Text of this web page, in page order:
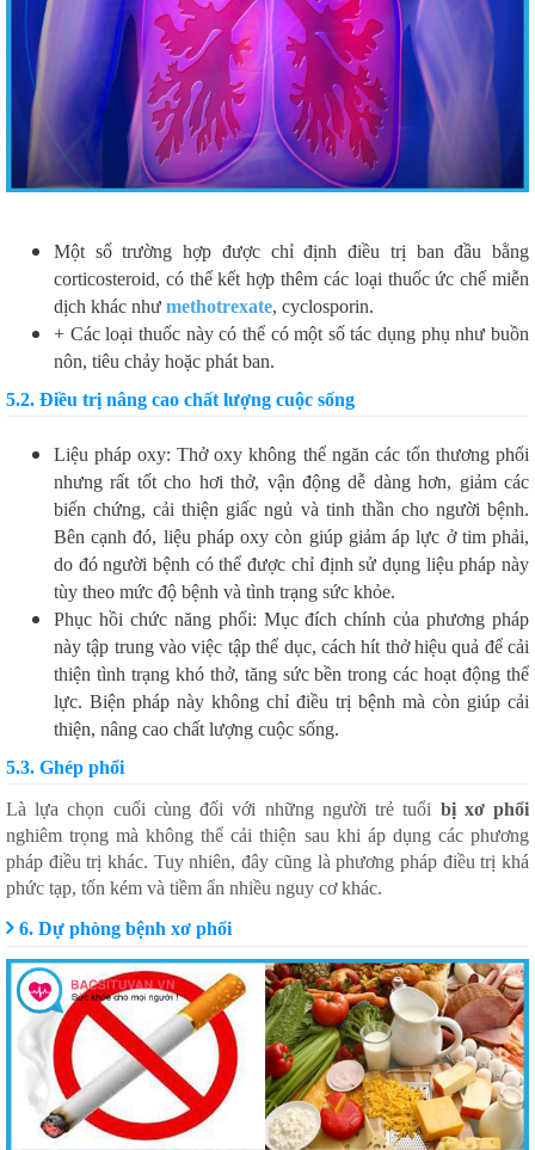
Một số trường hợp được chỉ định điều trị ban đầu bằng
corticosteroid, có thể kết hợp thêm các loại thuốc ức chế miễn
dịch khác như methotrexate, cyclosporin.
+ Các loại thuốc này có thể có một số tác dụng phụ như buồn
nôn, tiêu chảy hoặc phát ban.
5.2. Điều trị nâng cao chất lượng cuộc sống
Liệu pháp oxy: Thở oxy không thể ngăn các tổn thương phổi
nhưng rất tốt cho hơi thở, vận động dễ dàng hơn, giảm các
biến chứng, cải thiện giấc ngủ và tinh thần cho người bệnh.
Bên cạnh đó, liệu pháp oxy còn giúp giảm áp lực ở tim phải,
do đó người bệnh có thể được chỉ định sử dụng liệu pháp này
tùy theo mức độ bệnh và tình trạng sức khỏe.
Phục hồi chức năng phổi: Mục đích chính của phương pháp
này tập trung vào việc tập thể dục, cách hít thở hiệu quả để cải
thiện tình trạng khó thở, tăng sức bền trong các hoạt động thể
lực. Biện pháp này không chỉ điều trị bệnh mà còn giúp cải
thiện, nâng cao chất lượng cuộc sống.
5.3. Ghép phổi
Là lựa chọn cuối cùng đối với những người trẻ tuổi bị xơ phổi
nghiêm trọng mà không thể cải thiện sau khi áp dụng các phương
pháp điều trị khác. Tuy nhiên, đây cũng là phương pháp điều trị khá
phức tạp, tốn kém và tiềm ẩn nhiều nguy cơ khác.
6. Dự phòng bệnh xơ phổi